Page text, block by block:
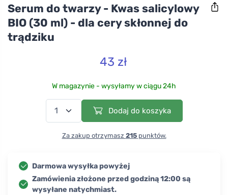
Serum do twarzy - Kwas salicylowy
BIO (30 ml) - dla cery skłonnej do
trądziku
43 zł
W magazynie - wysyłamy w ciągu 24h
Dodaj do koszyka
Za zakup otrzymasz 215punktów.
Darmowa wysyłka powyżej
Zamówienia złożone przed godziną 12:00 są
wysyłane natychmiast.